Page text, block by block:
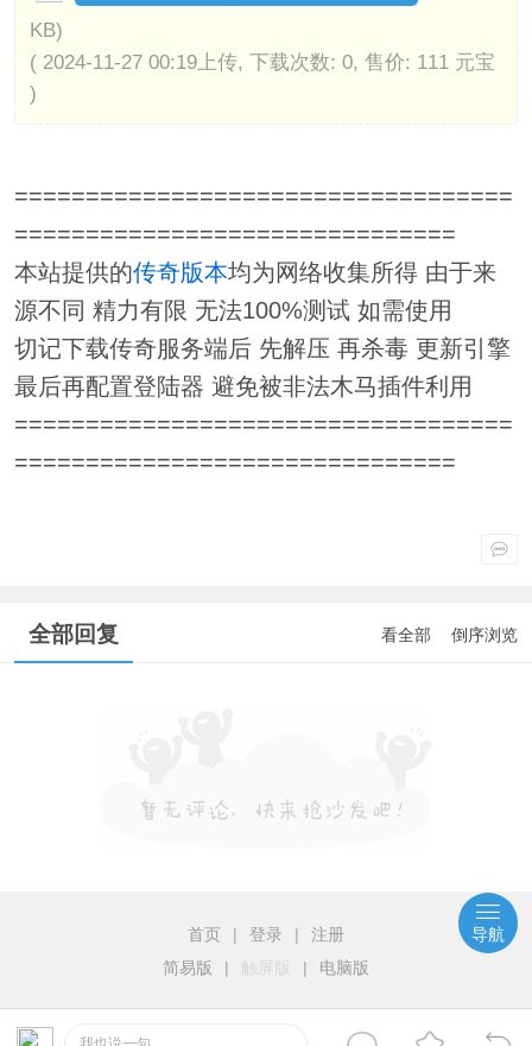
KB)
( 2024-11-27 00:19上传, 下载次数: 0, 售价: 111 元宝
)
===================================
===============================
本站提供的传奇版本均为网络收集所得 由于来
源不同 精力有限 无法100%测试 如需使用
切记下载传奇服务端后 先解压 再杀毒 更新引擎
最后再配置登陆器 避免被非法木马插件利用
===================================
===============================
全部回复 看全部 倒序浏览
首页 | 登录 |
注册
简易版
| 触屏版 | 电脑版
导航